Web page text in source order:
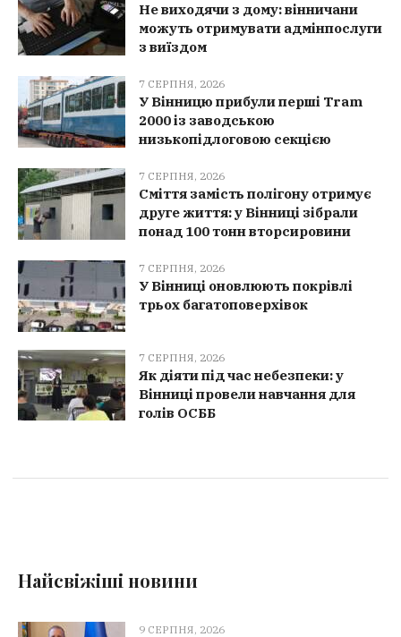
Не виходячи з дому: вінничани
можуть отримувати адмінпослуги
з виїздом
7 СЕРПНЯ, 2026
У Вінницю прибули перші Tram
2000 із заводською
низькопідлоговою секцією
7 СЕРПНЯ, 2026
Сміття замість полігону отримує
друге життя: у Вінниці зібрали
понад 100 тонн вторсировини
7 СЕРПНЯ, 2026
У Вінниці оновлюють покрівлі
трьох багатоповерхівок
7 СЕРПНЯ, 2026
Як діяти під час небезпеки: у
Вінниці провели навчання для
голів ОСББ
Найсвіжіші новини
9 СЕРПНЯ, 2026